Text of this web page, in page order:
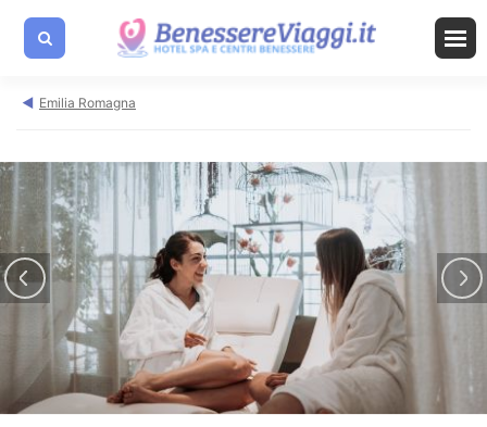
Emilia Romagna